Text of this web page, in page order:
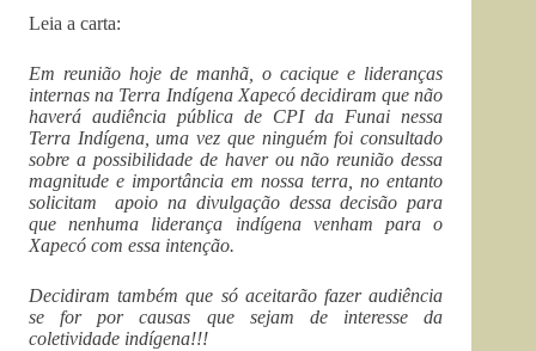
Leia a carta:
Em reunião hoje de manhã, o cacique e lideranças
internas na Terra Indígena Xapecó decidiram que não
haverá audiência pública de CPI da Funai nessa
Terra Indígena, uma vez que ninguém foi consultado
sobre a possibilidade de haver ou não reunião dessa
magnitude e importância em nossa terra, no entanto
solicitam apoio na divulgação dessa decisão para
que nenhuma liderança indígena venham para o
Xapecó com essa intenção.
Decidiram também que só aceitarão fazer audiência
se for por causas que sejam de interesse da
coletividade indígena!!!